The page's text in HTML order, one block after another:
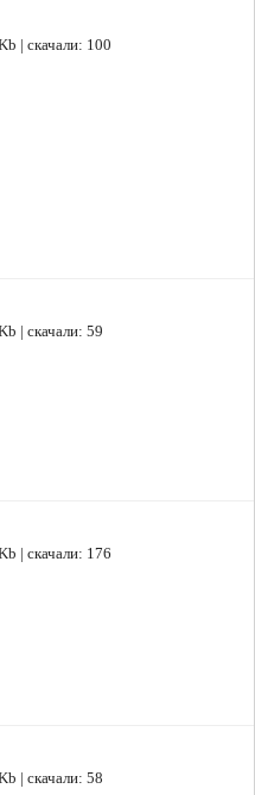
| скачали: 100
| скачали: 59
| скачали: 176
| скачали: 58